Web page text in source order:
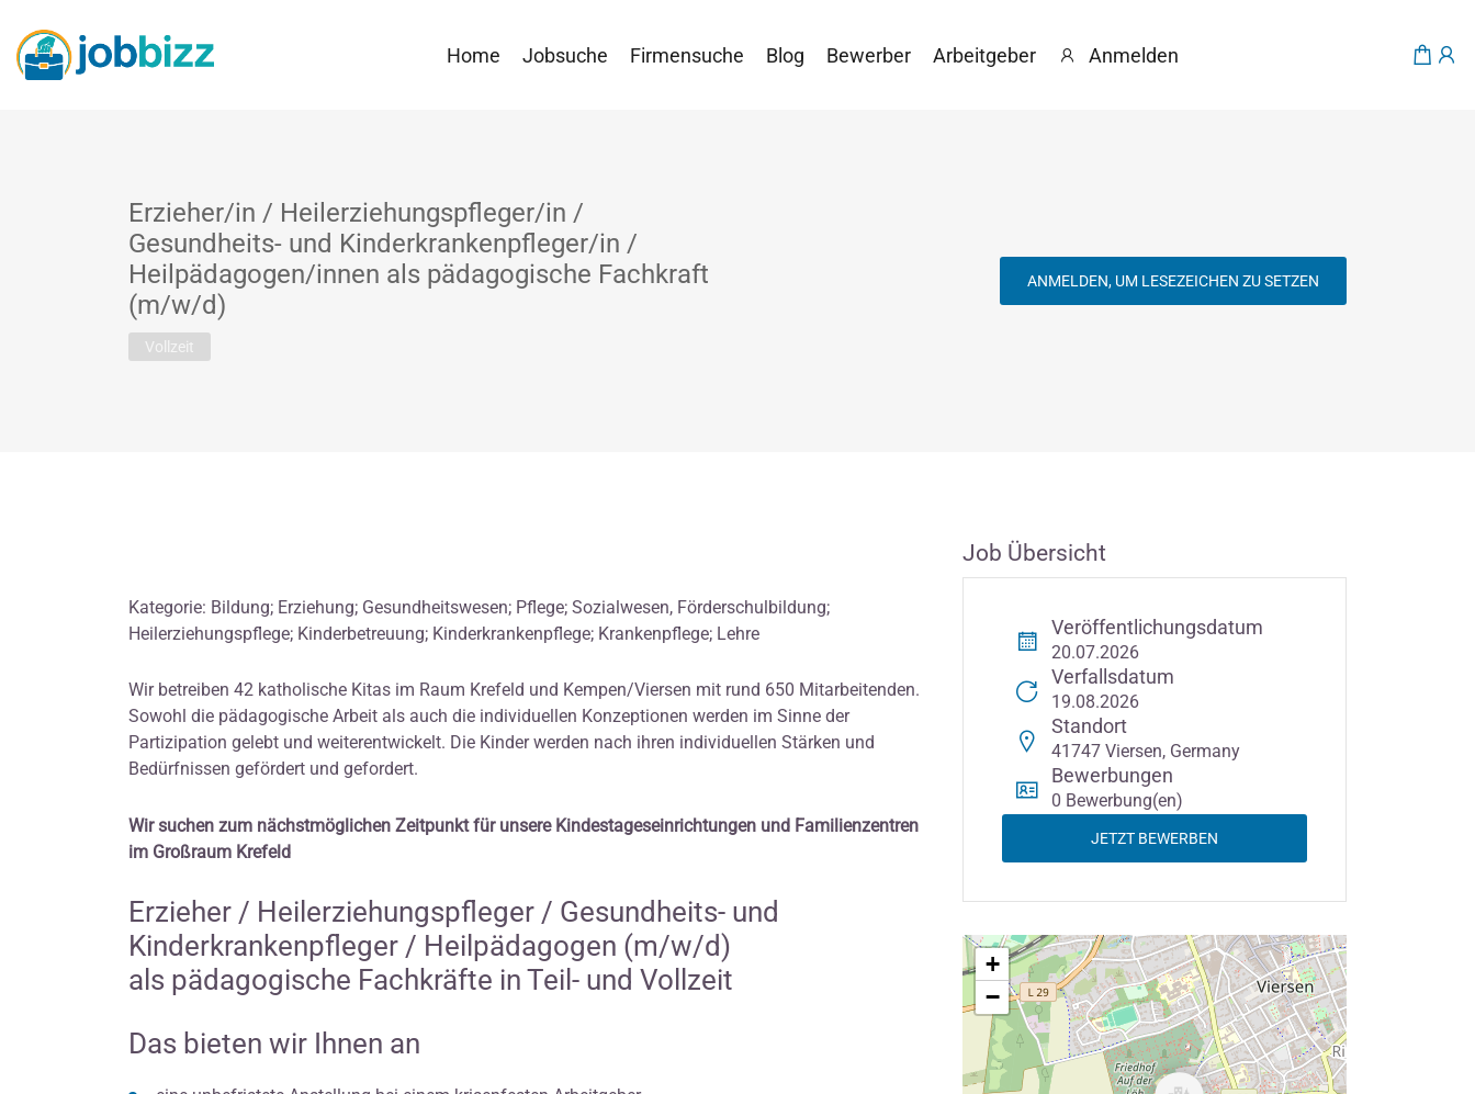
Home Jobsuche Firmensuche Blog Bewerber Arbeitgeber Anmelden
Erzieher/in / Heilerziehungspfleger/in /
Gesundheits- und Kinderkrankenpfleger/in /
Heilpädagogen/innen als pädagogische Fachkraft
(m/w/d)
Vollzeit
ANMELDEN, UM LESEZEICHEN ZU SETZEN
Kategorie: Bildung; Erziehung; Gesundheitswesen; Pflege; Sozialwesen, Förderschulbildung;
Heilerziehungspflege; Kinderbetreuung; Kinderkrankenpflege; Krankenpflege; Lehre
Wir betreiben 42 katholische Kitas im Raum Krefeld und Kempen/Viersen mit rund 650 Mitarbeitenden.
Sowohl die pädagogische Arbeit als auch die individuellen Konzeptionen werden im Sinne der
Partizipation gelebt und weiterentwickelt. Die Kinder werden nach ihren individuellen Stärken und
Bedürfnissen gefördert und gefordert.
Wir suchen zum nächstmöglichen Zeitpunkt für unsere Kindestageseinrichtungen und Familienzentren
im Großraum Krefeld
Erzieher / Heilerziehungspfleger / Gesundheits- und
Kinderkrankenpfleger / Heilpädagogen (m/w/d)
als pädagogische Fachkräfte in Teil- und Vollzeit
Das bieten wir Ihnen an
Job Übersicht
Veröffentlichungsdatum
20.07.2026
Verfallsdatum
19.08.2026
Standort
41747 Viersen, Germany
Bewerbungen
0 Bewerbung(en)
JETZT BEWERBEN
+
−